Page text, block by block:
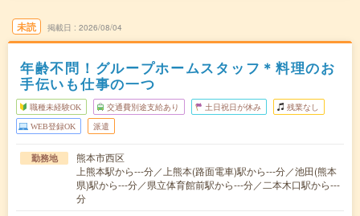
未読 掲載日 2026/08/04
年齢不問！グループホームスタッフ＊料理のお
手伝いも仕事の一つ
職種未経験OK 交通費別途支給あり 土日祝日が休み 残業なし
WEB登録OK 派遣
勤務地
熊本市西区
上熊本駅から---分／上熊本(路面電車)駅から---分／池田(熊本
県)駅から---分／県立体育館前駅から---分／二本木口駅から---
分